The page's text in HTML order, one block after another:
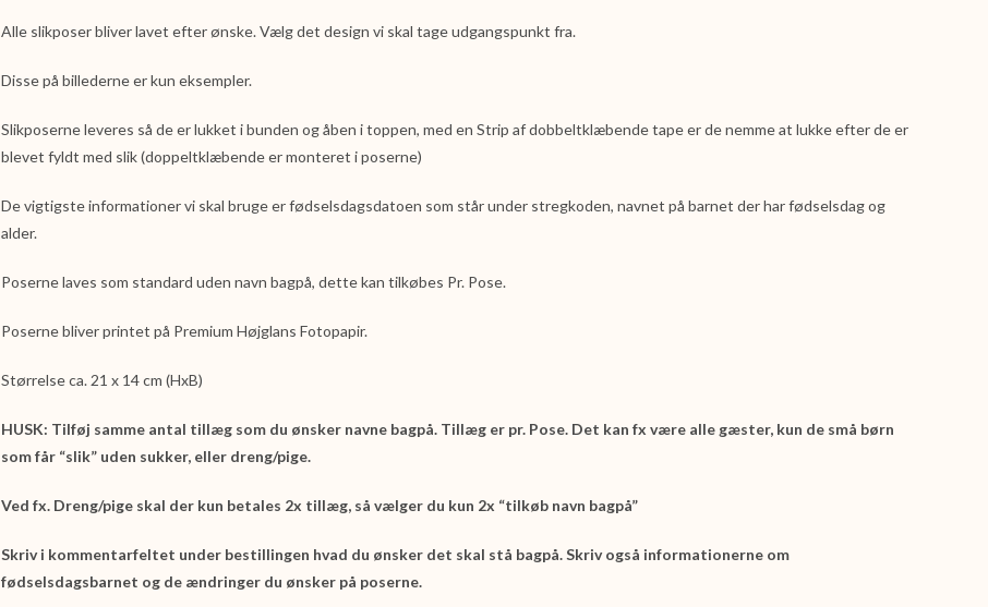
Alle slikposer bliver lavet efter ønske. Vælg det design vi skal tage udgangspunkt fra.
Disse på billederne er kun eksempler.
Slikposerne leveres så de er lukket i bunden og åben i toppen, med en Strip af dobbeltklæbende tape er de nemme at lukke efter de er
blevet fyldt med slik (doppeltklæbende er monteret i poserne)
De vigtigste informationer vi skal bruge er fødselsdagsdatoen som står under stregkoden, navnet på barnet der har fødselsdag og
alder.
Poserne laves som standard uden navn bagpå, dette kan tilkøbes Pr. Pose.
Poserne bliver printet på Premium Højglans Fotopapir.
Størrelse ca. 21 x 14 cm (HxB)
HUSK: Tilføj samme antal tillæg som du ønsker navne bagpå. Tillæg er pr. Pose. Det kan fx være alle gæster, kun de små børn
som får “slik” uden sukker, eller dreng/pige.
Ved fx. Dreng/pige skal der kun betales 2x tillæg, så vælger du kun 2x “tilkøb navn bagpå”
Skriv i kommentarfeltet under bestillingen hvad du ønsker det skal stå bagpå. Skriv også informationerne om
fødselsdagsbarnet og de ændringer du ønsker på poserne.